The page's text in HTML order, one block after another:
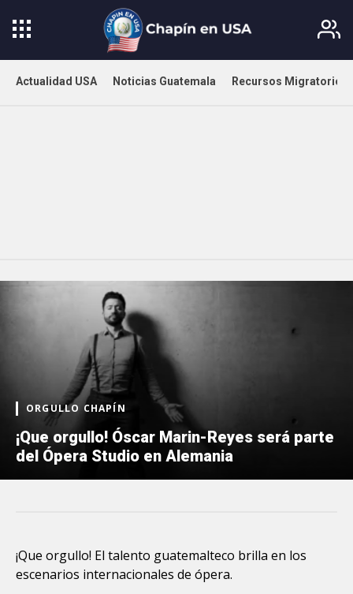
Actualidad USA Noticias Guatemala Recursos Migratorios
ORGULLO CHAPÍN
¡Que orgullo! Óscar Marin-Reyes será parte
del Ópera Studio en Alemania
¡Que orgullo! El talento guatemalteco brilla en los
escenarios internacionales de ópera.